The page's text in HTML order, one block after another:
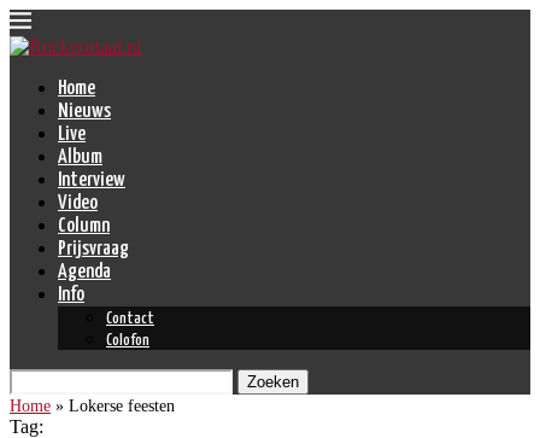
Home
Nieuws
Live
Album
Interview
Video
Column
Prijsvraag
Agenda
Info
Contact
Colofon
Zoeken
Home » Lokerse feesten
Tag: